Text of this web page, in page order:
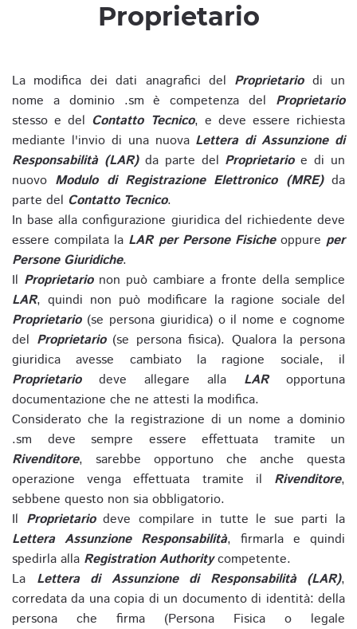
Proprietario
La modifica dei dati anagrafici del Proprietariodi un
nome a dominio .sm è competenza del Proprietario
stesso e del Contatto Tecnico, e deve essere richiesta
mediante l'invio di una nuova Lettera di Assunzione di
Responsabilità (LAR)da parte del Proprietarioe di un
nuovo Modulo di Registrazione Elettronico (MRE)da
parte del Contatto Tecnico.
In base alla configurazione giuridica del richiedente deve
essere compilata la LAR per Persone Fisicheoppure per
Persone Giuridiche.
Il Proprietarionon può cambiare a fronte della semplice
LAR, quindi non può modificare la ragione sociale del
Proprietario(se persona giuridica) o il nome e cognome
del Proprietario(se persona fisica). Qualora la persona
giuridica avesse cambiato la ragione sociale, il
Proprietariodeve allegare alla LARopportuna
documentazione che ne attesti la modifica.
Considerato che la registrazione di un nome a dominio
.sm deve sempre essere effettuata tramite un
Rivenditore, sarebbe opportuno che anche questa
operazione venga effettuata tramite il Rivenditore,
sebbene questo non sia obbligatorio.
Il Proprietariodeve compilare in tutte le sue parti la
Lettera Assunzione Responsabilità, firmarla e quindi
spedirla alla Registration Authoritycompetente.
La Lettera di Assunzione di Responsabilità (LAR),
corredata da una copia di un documento di identità: della
persona che firma (Persona Fisica o legale